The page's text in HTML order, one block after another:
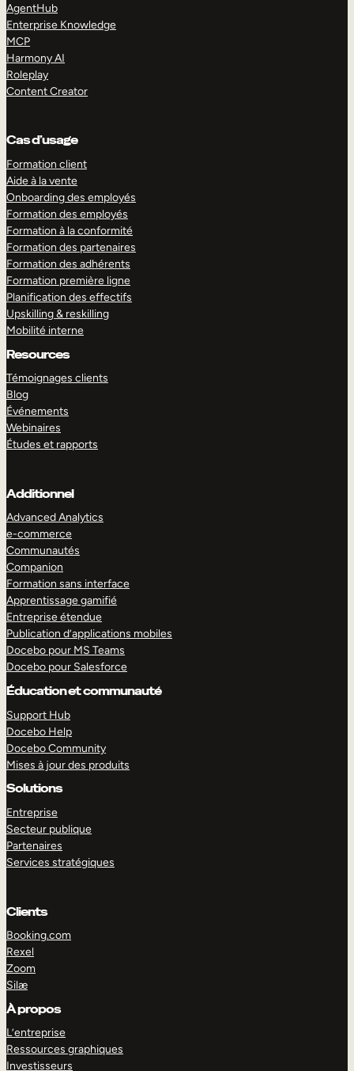
AgentHub
Enterprise Knowledge
MCP
Harmony AI
Roleplay
Content Creator
Cas d’usage
Formation client
Aide à la vente
Onboarding des employés
Formation des employés
Formation à la conformité
Formation des partenaires
Formation des adhérents
Formation première ligne
Planification des effectifs
Upskilling & reskilling
Mobilité interne
Resources
Témoignages clients
Blog
Événements
Webinaires
Études et rapports
Additionnel
Advanced Analytics
e-commerce
Communautés
Companion
Formation sans interface
Apprentissage gamifié
Entreprise étendue
Publication d’applications mobiles
Docebo pour MS Teams
Docebo pour Salesforce
Éducation et communauté
Support Hub
Docebo Help
Docebo Community
Mises à jour des produits
Solutions
Entreprise
Secteur publique
Partenaires
Services stratégiques
Clients
Booking.com
Rexel
Zoom
Silæ
À propos
L’entreprise
Ressources graphiques
Investisseurs